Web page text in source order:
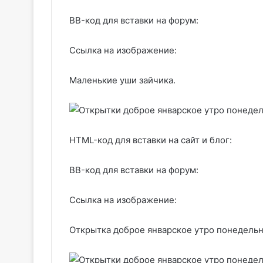
BB-код для вставки на форум:
Ссылка на изображение:
Маленькие уши зайчика.
HTML-код для вставки на сайт и блог:
BB-код для вставки на форум:
Ссылка на изображение:
Открытка доброе январское утро